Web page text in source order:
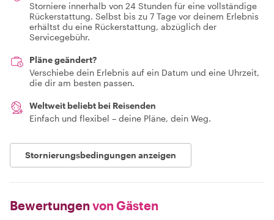
Storniere innerhalb von 24 Stunden für eine vollständige
Rückerstattung. Selbst bis zu 7 Tage vor deinem Erlebnis
erhältst du eine Rückerstattung, abzüglich der
Servicegebühr.
Pläne geändert?
Verschiebe dein Erlebnis auf ein Datum und eine Uhrzeit,
die dir am besten passen.
Weltweit beliebt bei Reisenden
Einfach und flexibel – deine Pläne, dein Weg.
Stornierungsbedingungen anzeigen
Bewertungen von Gästen